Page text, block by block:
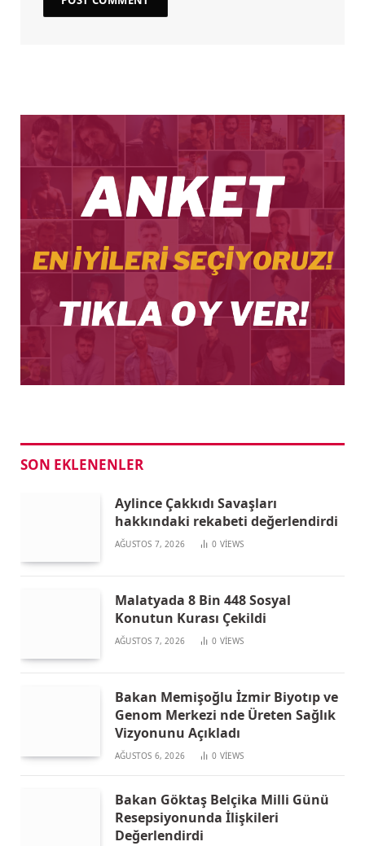
SON EKLENENLER
Aylince Çakkıdı Savaşları
hakkındaki rekabeti değerlendirdi
AĞUSTOS 7, 2026 0 VIEWS
Malatyada 8 Bin 448 Sosyal
Konutun Kurası Çekildi
AĞUSTOS 7, 2026 0 VIEWS
Bakan Memişoğlu İzmir Biyotıp ve
Genom Merkezi nde Üreten Sağlık
Vizyonunu Açıkladı
AĞUSTOS 6, 2026 0 VIEWS
Bakan Göktaş Belçika Milli Günü
Resepsiyonunda İlişkileri
Değerlendirdi